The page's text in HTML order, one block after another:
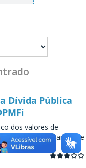
Dívida Pública
dos valores de
de programas de
de...